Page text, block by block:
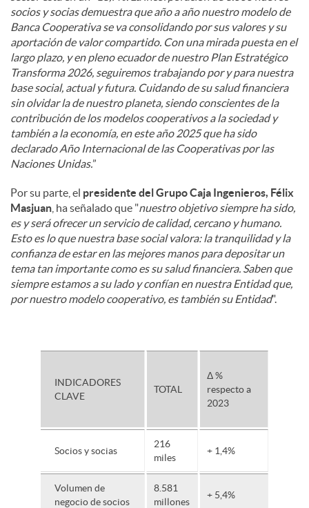
socios y socias demuestra que año a año nuestro modelo de
Banca Cooperativa se va consolidando por sus valores y su
aportación de valor compartido. Con una mirada puesta en el
largo plazo, y en pleno ecuador de nuestro Plan Estratégico
Transforma 2026, seguiremos trabajando por y para nuestra
base social, actual y futura. Cuidando de su salud financiera
sin olvidar la de nuestro planeta, siendo conscientes de la
contribución de los modelos cooperativos a la sociedad y
también a la economía, en este año 2025 que ha sido
declarado Año Internacional de las Cooperativas por las
Naciones Unidas.”
Por su parte, el presidente del Grupo Caja Ingenieros, Félix
Masjuan , ha señalado que "nuestro objetivo siempre ha sido,
es y será ofrecer un servicio de calidad, cercano y humano.
Esto es lo que nuestra base social valora: la tranquilidad y la
confianza de estar en las mejores manos para depositar un
tema tan importante como es su salud financiera. Saben que
siempre estamos a su lado y confían en nuestra Entidad que,
por nuestro modelo cooperativo, es también su Entidad".
INDICADORES
CLAVE
TOTAL
Δ %
respecto a
2023
Socios y socias
216
miles
+ 1,4%
Volumen de
negocio de socios
8.581
millones
+ 5,4%